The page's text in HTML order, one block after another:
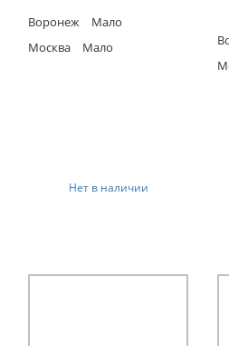
Воронеж
Мало
Москва
Мало
Нет в наличии